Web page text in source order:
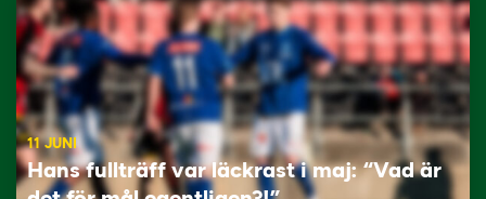
11 JUNI
Hans fullträff var läckrast i maj: “Vad är